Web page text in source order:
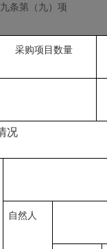
条第（九）项
采购项目数量
况
自然人